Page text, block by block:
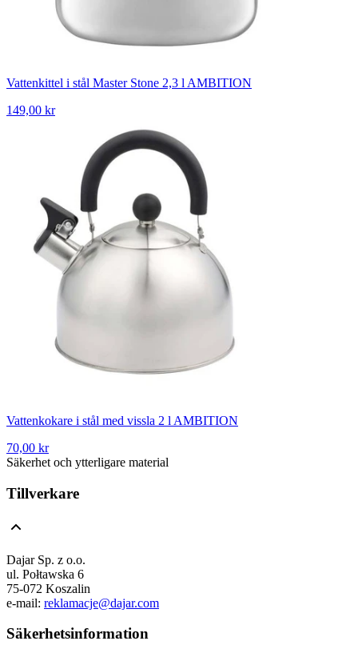
Vattenkittel i stål Master Stone 2,3 l AMBITION
149,00 kr
Vattenkokare i stål med vissla 2 l AMBITION
70,00 kr
Säkerhet och ytterligare material
Tillverkare
Dajar Sp. z o.o.
ul. Połtawska 6
75-072 Koszalin
e-mail: reklamacje@dajar.com
Säkerhetsinformation